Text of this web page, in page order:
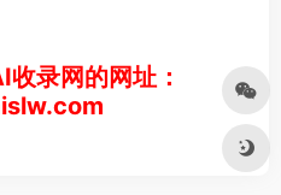
录网的网址：